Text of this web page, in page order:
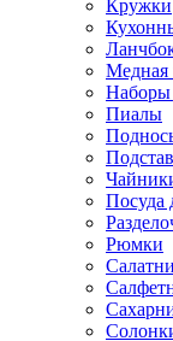
Кружки
Медная
Наборы
Пиалы
Посуда
Рюмки